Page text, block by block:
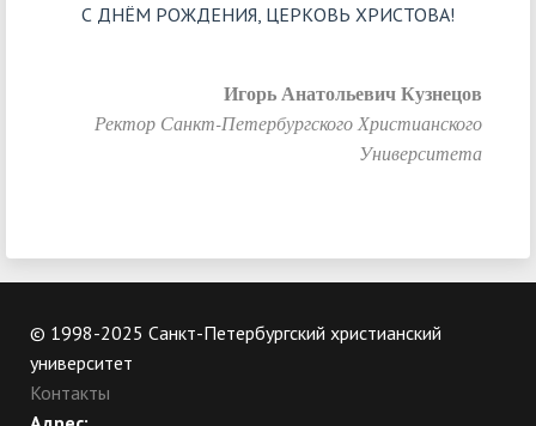
С ДНЁМ РОЖДЕНИЯ, ЦЕРКОВЬ ХРИСТОВА!
Игорь Анатольевич Кузнецов
Ректор Санкт-Петербургского Христианского
Университета
© 1998-2025 Санкт-Петербургский христианский
университет
Контакты